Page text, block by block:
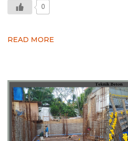
0
READ MORE